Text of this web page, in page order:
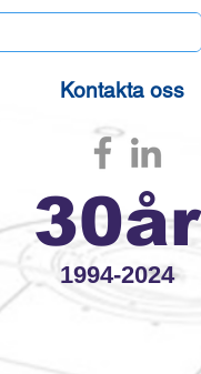
Kontakta oss
30år
1994-2024